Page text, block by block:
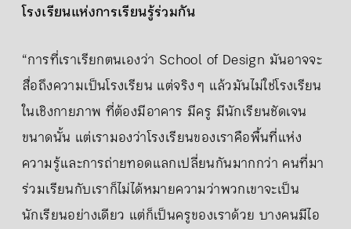
โรงเรียนแห่งการเรียนรู้ร่วมกัน
“การที่เราเรียกตนเองว่า School of Design มันอาจจะ
สื่อถึงความเป็นโรงเรียน แต่จริง ๆ แล้วมันไม่ใช่โรงเรียน
ในเชิงกายภาพ ที่ต้องมีอาคาร มีครู มีนักเรียนชัดเจน
ขนาดนั้น แต่เรามองว่าโรงเรียนของเราคือพื้นที่แห่ง
ความรู้และการถ่ายทอดแลกเปลี่ยนกันมากกว่า คนที่มา
ร่วมเรียนกับเราก็ไม่ได้หมายความว่าพวกเขาจะเป็น
นักเรียนอย่างเดียว แต่ก็เป็นครูของเราด้วย บางคนมีไอ